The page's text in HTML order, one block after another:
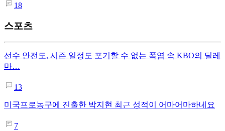
18
스포츠
선수 안전도, 시즌 일정도 포기할 수 없는 폭염 속 KBO의 딜레
마…
13
미국프로농구에 진출한 박지현 최근 성적이 어마어마하네요
7